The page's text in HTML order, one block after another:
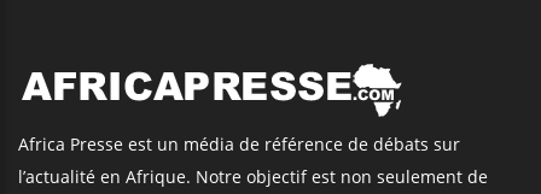
Africa Presse est un média de référence de débats sur
l’actualité en Afrique. Notre objectif est non seulement de